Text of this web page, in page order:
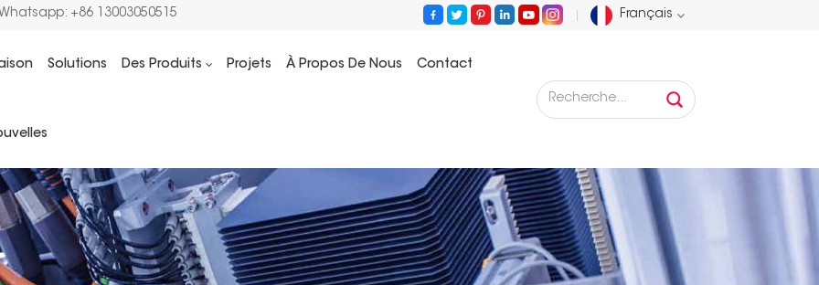
+86 13003050515 Français
English
Deutsch
Русский
Español
Solutions Des Produits Projets À Propos De Nous Contact